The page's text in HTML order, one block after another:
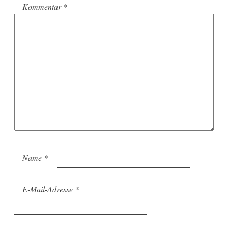
Kommentar *
Name *
E-Mail-Adresse *